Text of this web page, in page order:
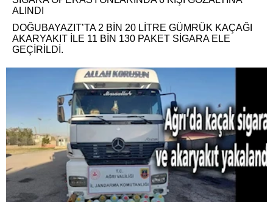
ALINDI
DOĞUBAYAZIT’TA 2 BİN 20 LİTRE GÜMRÜK KAÇAĞI
AKARYAKIT İLE 11 BİN 130 PAKET SİGARA ELE
GEÇİRİLDİ.